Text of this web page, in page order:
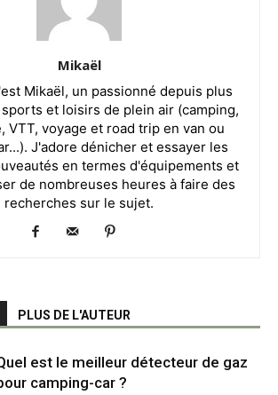
Mikaël
Mikaël, un passionné depuis plus
sports et loisirs de plein air (camping,
VTT, voyage et road trip en van ou
J'adore dénicher et essayer les
en termes d'équipements et
de nombreuses heures à faire des
recherches sur le sujet.
PLUS DE L'AUTEUR
est le meilleur détecteur de gaz
camping-car ?